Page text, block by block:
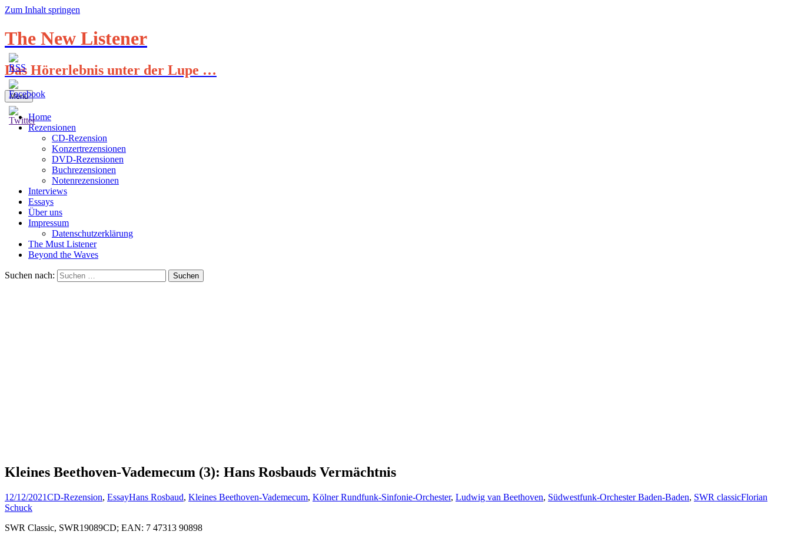
Zum Inhalt springen
The New Listener
Das Hörerlebnis unter der Lupe …
Menü
Home
Rezensionen
CD-Rezension
Konzertrezensionen
DVD-Rezensionen
Buchrezensionen
Notenrezensionen
Interviews
Essays
Über uns
Impressum
Datenschutzerklärung
The Must Listener
Beyond the Waves
Suchen nach:
Kleines Beethoven-Vademecum (3): Hans Rosbauds Vermächtnis
12/12/2021CD-Rezension, EssayHans Rosbaud, Kleines Beethoven-Vademecum, Kölner Rundfunk-Sinfonie-Orchester, Ludwig van Beethoven, Südwestfunk-Orchester Baden-Baden, SWR classicFlorian
Schuck
SWR Classic, SWR19089CD; EAN: 7 47313 90898